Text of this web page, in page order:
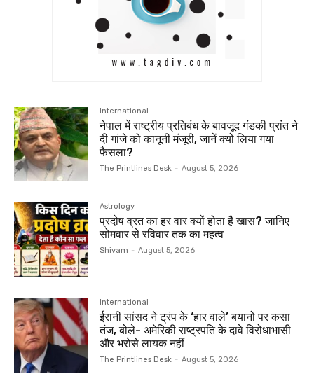
International
नेपाल में राष्ट्रीय प्रतिबंध के बावजूद गंडकी प्रांत ने
दी गांजे को कानूनी मंजूरी, जानें क्यों लिया गया
फैसला?
The Printlines Desk - August 5, 2026
Astrology
प्रदोष व्रत का हर वार क्यों होता है खास? जानिए
सोमवार से रविवार तक का महत्व
Shivam - August 5, 2026
International
ईरानी सांसद ने ट्रंप के ‘हार वाले’ बयानों पर कसा
तंज, बोले- अमेरिकी राष्ट्रपति के दावे विरोधाभासी
और भरोसे लायक नहीं
The Printlines Desk - August 5, 2026